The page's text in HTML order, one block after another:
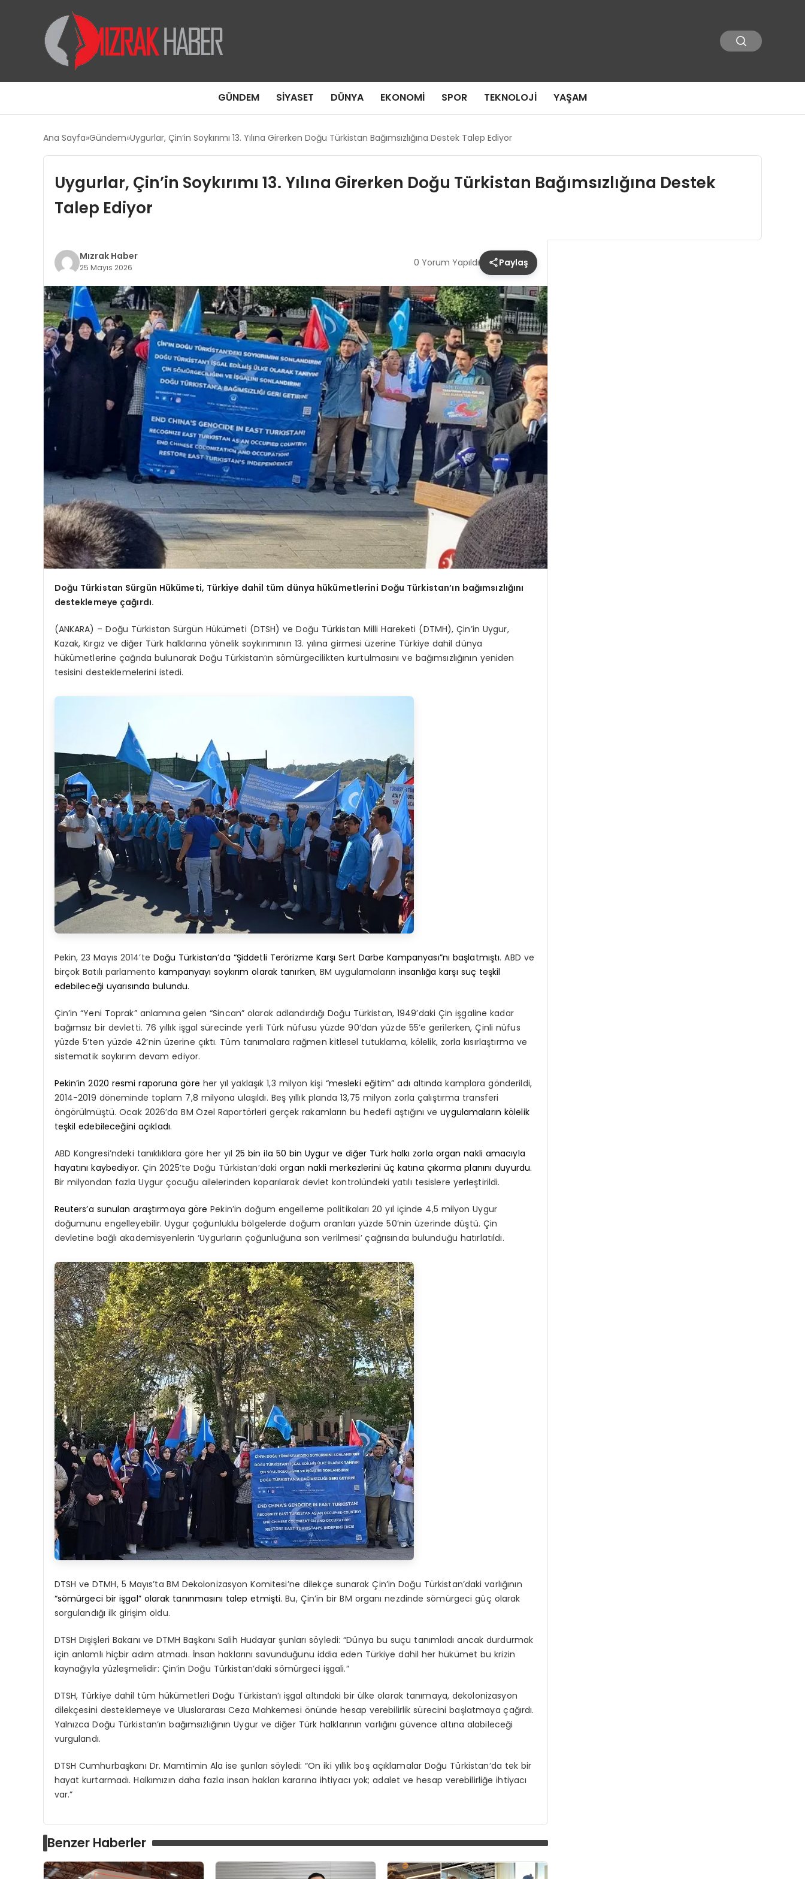
GÜNDEM SIYASET DÜNYA EKONOMI SPOR TEKNOLOJI YAŞAM
Ana Sayfa Gündem Uygurlar, Çin’in Soykırımı 13. Yılına Girerken Doğu Türkistan Bağımsızlığına Destek Talep Ediyor
Uygurlar, Çin’in Soykırımı 13. Yılına Girerken Doğu Türkistan Bağımsızlığına Destek
Talep Ediyor
Mızrak Haber
25 Mayıs 2026 0 Yorum Yapıldı Paylaş
Doğu Türkistan Sürgün Hükümeti, Türkiye dahil tüm dünya hükümetlerini Doğu Türkistan’ın bağımsızlığını
desteklemeye çağırdı.
(ANKARA) – Doğu Türkistan Sürgün Hükümeti (DTSH) ve Doğu Türkistan Milli Hareketi (DTMH), Çin’in Uygur,
Kazak, Kırgız ve diğer Türk halklarına yönelik soykırımının 13. yılına girmesi üzerine Türkiye dahil dünya
hükümetlerine çağrıda bulunarak Doğu Türkistan’ın sömürgecilikten kurtulmasını ve bağımsızlığının yeniden
tesisini desteklemelerini istedi.
Pekin, 23 Mayıs 2014’te Doğu Türkistan’da “Şiddetli Terörizme Karşı Sert Darbe Kampanyası”nı başlatmıştı. ABD ve
birçok Batılı parlamentokampanyayı soykırım olarak tanırken, BM uygulamaların insanlığa karşı suç teşkil
edebileceği uyarısında bulundu.
Çin’in “Yeni Toprak” anlamına gelen “Sincan” olarak adlandırdığı Doğu Türkistan, 1949’daki Çin işgaline kadar
bağımsız bir devletti. 76 yıllık işgal sürecinde yerli Türk nüfusu yüzde 90’dan yüzde 55’e gerilerken, Çinli nüfus
yüzde 5’ten yüzde 42’nin üzerine çıktı. Tüm tanımalara rağmen kitlesel tutuklama, kölelik, zorla kısırlaştırma ve
sistematik soykırım devam ediyor.
Pekin’in 2020 resmi raporuna göre her yıl yaklaşık 1,3 milyon kişi “mesleki eğitim” adı altındakamplara gönderildi,
2014-2019 döneminde toplam 7,8 milyona ulaşıldı. Beş yıllık planda 13,75 milyon zorla çalıştırma transferi
öngörülmüştü. Ocak 2026’da BM Özel Raportörleri gerçek rakamların bu hedefi aştığını veuygulamaların kölelik
teşkil edebileceğini açıkladı.
ABD Kongresi’ndeki tanıklıklara göre her yıl25 bin ila 50 bin Uygur ve diğer Türk halkı zorla organ nakli amacıyla
hayatını kaybediyor. Çin 2025’te Doğu Türkistan’daki organ nakli merkezlerini üç katına çıkarma planını duyurdu.
Bir milyondan fazla Uygur çocuğu ailelerinden koparılarak devlet kontrolündeki yatılı tesislere yerleştirildi.
Reuters’a sunulan araştırmaya göre Pekin’in doğum engelleme politikaları 20 yıl içinde 4,5 milyon Uygur
doğumunu engelleyebilir. Uygur çoğunluklu bölgelerde doğum oranları yüzde 50’nin üzerinde düştü. Çin
devletine bağlı akademisyenlerin ‘Uygurların çoğunluğuna son verilmesi’ çağrısında bulunduğu hatırlatıldı.
DTSH ve DTMH, 5 Mayıs’ta BM Dekolonizasyon Komitesi’ne dilekçe sunarak Çin’in Doğu Türkistan’daki varlığının
“sömürgeci bir işgal” olarak tanınmasını talep etmişti. Bu, Çin’in bir BM organı nezdinde sömürgeci güç olarak
sorgulandığı ilk girişim oldu.
DTSH Dışişleri Bakanı ve DTMH Başkanı Salih Hudayar şunları söyledi: “Dünya bu suçu tanımladı ancak durdurmak
için anlamlı hiçbir adım atmadı. İnsan haklarını savunduğunu iddia eden Türkiye dahil her hükümet bu krizin
kaynağıyla yüzleşmelidir: Çin’in Doğu Türkistan’daki sömürgeci işgali.”
DTSH, Türkiye dahil tüm hükümetleri Doğu Türkistan’ı işgal altındaki bir ülke olarak tanımaya, dekolonizasyon
dilekçesini desteklemeye ve Uluslararası Ceza Mahkemesi önünde hesap verebilirlik sürecini başlatmaya çağırdı.
Yalnızca Doğu Türkistan’ın bağımsızlığının Uygur ve diğer Türk halklarının varlığını güvence altına alabileceği
vurgulandı.
DTSH Cumhurbaşkanı Dr. Mamtimin Ala ise şunları söyledi: “On iki yıllık boş açıklamalar Doğu Türkistan’da tek bir
hayat kurtarmadı. Halkımızın daha fazla insan hakları kararına ihtiyacı yok; adalet ve hesap verebilirliğe ihtiyacı
var.”
Benzer Haberler